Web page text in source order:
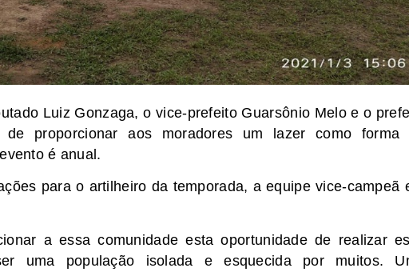
Luiz Gonzaga, o vice-prefeito Guarsônio Melo e o
proporcionar aos moradores um lazer como forma
é anual.
para o artilheiro da temporada, a equipe vice-campeã
a essa comunidade esta oportunidade de realizar
uma população isolada e esquecida por muitos.